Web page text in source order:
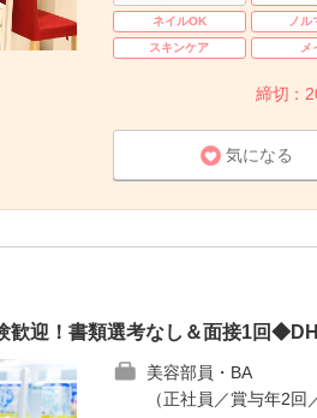
ネイルOK
ノル
スキンケア
メ
締切：
気になる
歓迎！書類選考なし＆面接1回
美容部員・BA
（正社員／賞与年2